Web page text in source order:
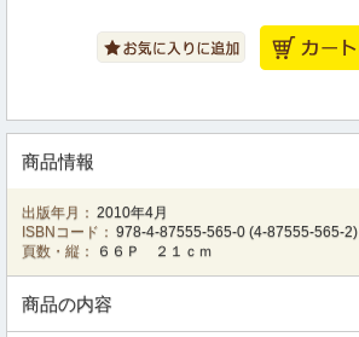
商品情報
出版年月： 2010年4月
ISBNコード： 978-4-87555-565-0 (4-87555-565-2)
頁数・縦：
６６Ｐ ２１ｃｍ
商品の内容